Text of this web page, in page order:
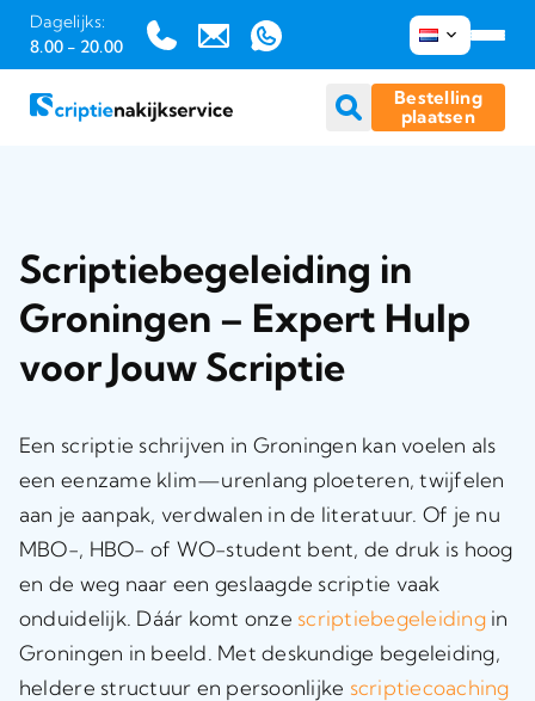
Dagelijks:
8.00 - 20.00
Bestelling
plaatsen
Scriptiebegeleiding in
Groningen – Expert Hulp
voor Jouw Scriptie
Een scriptie schrijven in Groningen kan voelen als
een eenzame klim—urenlang ploeteren, twijfelen
aan je aanpak, verdwalen in de literatuur. Of je nu
MBO-, HBO- of WO-student bent, de druk is hoog
en de weg naar een geslaagde scriptie vaak
onduidelijk. Dáár komt onze scriptiebegeleidingin
Groningen in beeld. Met deskundige begeleiding,
heldere structuur en persoonlijke scriptiecoaching